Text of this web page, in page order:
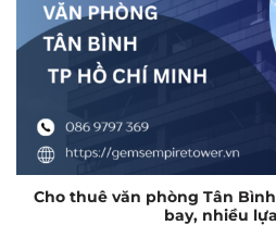
Cho thuê văn phòng Tân
bay, nhiều